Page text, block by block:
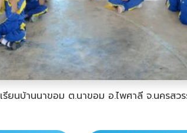
ยนบ้านนาขอม ต.นาขอม อ.ไพศาลี จ.นครสว